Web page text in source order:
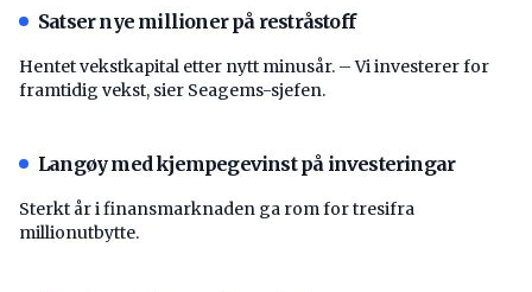
Satser nye millioner på restråstoff
Hentet vekstkapital etter nytt minusår. – Vi investerer for
framtidig vekst, sier Seagems-sjefen.
Langøy med kjempegevinst på investeringar
Sterkt år i finansmarknaden ga rom for tresifra
millionutbytte.